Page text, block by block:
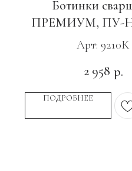
Ботинки
ПРЕМИУМ, ПУ-
КП
Арт: 9210К
2 958 р.
ПОДРОБНЕЕ